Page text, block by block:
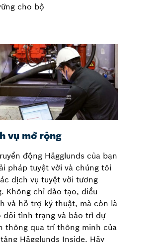
cho bộ
vụ mở rộng
động Hägglunds của bạn
pháp tuyệt vời và chúng tôi
dịch vụ tuyệt vời tương
Không chỉ đào tạo, điều
và hỗ trợ kỹ thuật, mà còn là
dõi tình trạng và bảo trì dự
thông qua trí thông minh của
Hägglunds Inside. Hãy